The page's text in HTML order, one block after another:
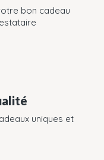
bon cadeau
uniques et